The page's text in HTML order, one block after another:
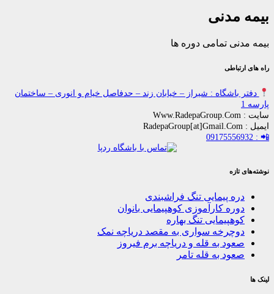
تمامی دوره ها
: شیراز – خیابان زند – حدفاصل خیام و انوری – ساختمان
پیمایی تنگ فراشبندی
کارآموزی کوهپیمایی بانوان
تنگ بهاره
سواری به مقصد دریاچه نمک
به قله و دریاچه برم فیروز
به قله تامر